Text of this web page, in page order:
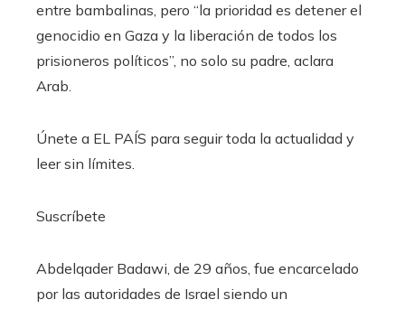
entre bambalinas, pero “la prioridad es detener el
genocidio en Gaza y la liberación de todos los
prisioneros políticos”, no solo su padre, aclara
Arab.
Únete a EL PAÍS para seguir toda la actualidad y
leer sin límites.
Suscríbete
Abdelqader Badawi, de 29 años, fue encarcelado
por las autoridades de Israel siendo un